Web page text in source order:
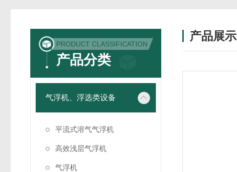
PRODUCT CLASSIFICATION
产品分类
气浮机、浮选类设备
平流式溶气气浮机
高效浅层气浮机
气浮机
产品展示